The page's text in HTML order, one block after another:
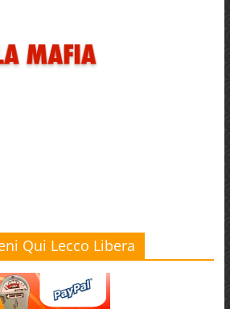
Qui Lecco Libera